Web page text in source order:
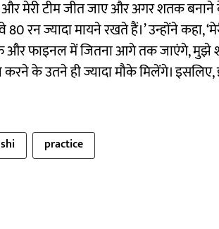
मेरी टीम जीत जाए और अगर शतक बनाने
रन ज्यादा मायने रखते हैं।’ उन्होंने कहा,
फाइनल में जितना आगे तक जाएंगे, मुझे
करने के उतने ही ज्यादा मौके मिलेंगे।
practice